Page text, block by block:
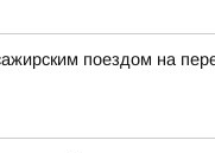
поездом на